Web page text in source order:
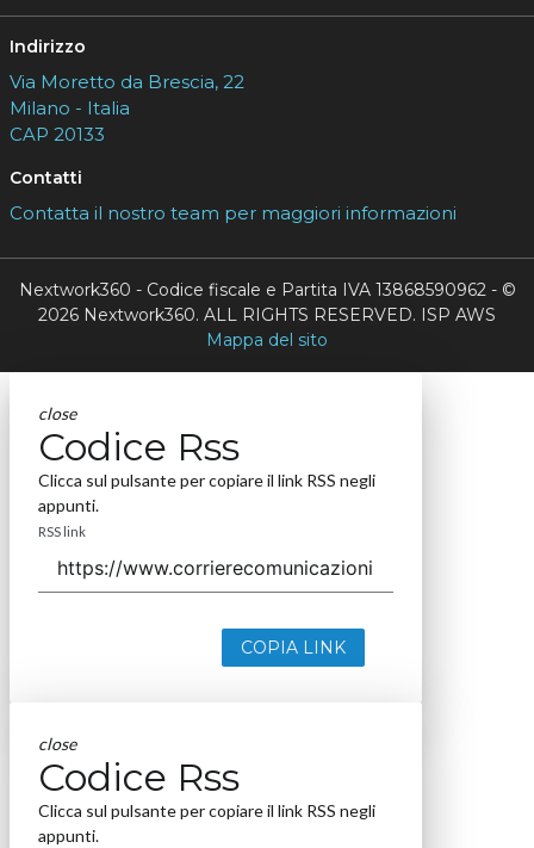
Indirizzo
Via Moretto da Brescia, 22
Milano - Italia
CAP 20133
Contatti
Contatta il nostro team per maggiori informazioni
Nextwork360 - Codice fiscale e Partita IVA 13868590962 - ©
2026 Nextwork360. ALL RIGHTS RESERVED. ISP AWS
Mappa del sito
close
Codice Rss
Clicca sul pulsante per copiare il link RSS negli
appunti.
RSS link
COPIA LINK
close
Codice Rss
Clicca sul pulsante per copiare il link RSS negli
appunti.